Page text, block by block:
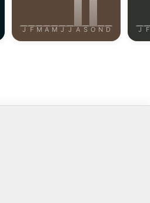
J F M A M J J A S O N D J F